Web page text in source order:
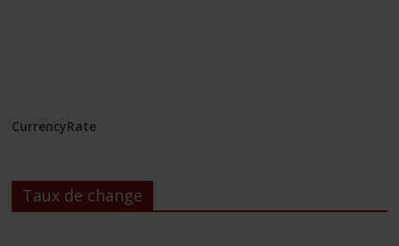
CurrencyRate
Taux de change